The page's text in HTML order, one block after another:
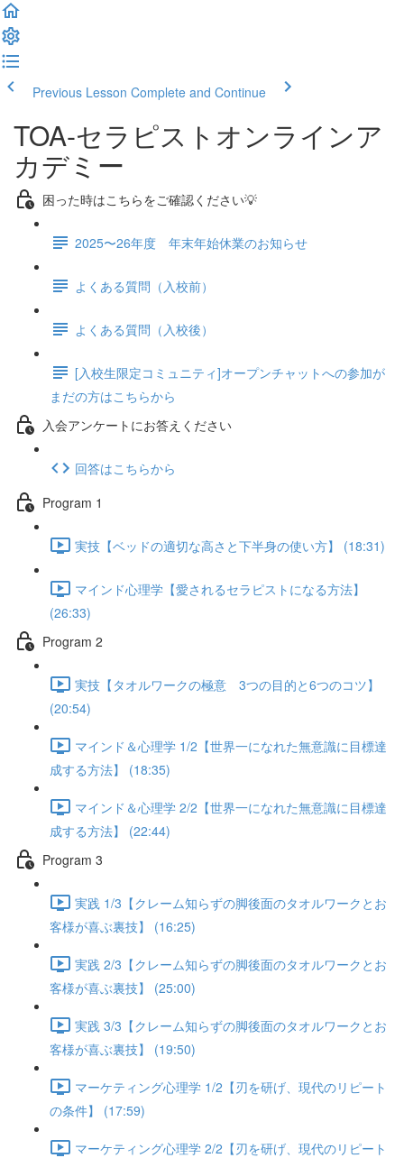
Previous Lesson Complete and Continue
TOA-セラピストオンラインア
カデミー
困った時はこちらをご確認ください💡
2025〜26年度 年末年始休業のお知らせ
よくある質問（入校前）
よくある質問（入校後）
[入校生限定コミュニティ]オープンチャットへの参加が
まだの方はこちらから
入会アンケートにお答えください
回答はこちらから
Program 1
実技【ベッドの適切な高さと下半身の使い方】 (18:31)
マインド心理学【愛されるセラピストになる方法】
(26:33)
Program 2
実技【タオルワークの極意 3つの目的と6つのコツ】
(20:54)
マインド＆心理学 1/2【世界一になれた無意識に目標達
成する方法】 (18:35)
マインド＆心理学 2/2【世界一になれた無意識に目標達
成する方法】 (22:44)
Program 3
実践 1/3【クレーム知らずの脚後面のタオルワークとお
客様が喜ぶ裏技】 (16:25)
実践 2/3【クレーム知らずの脚後面のタオルワークとお
客様が喜ぶ裏技】 (25:00)
実践 3/3【クレーム知らずの脚後面のタオルワークとお
客様が喜ぶ裏技】 (19:50)
マーケティング心理学 1/2【刃を研げ、現代のリピート
の条件】 (17:59)
マーケティング心理学 2/2【刃を研げ、現代のリピート